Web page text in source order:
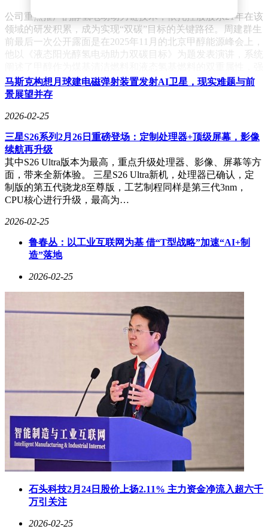
公司重点推广的醇氢电动动力链技术，依托控股股东21年在该
领域的研发积累，成为实现“双碳”目标的关键路径。周建群生
前最后一次公开露面是在2025年11月的北京甲醇能源峰会上，
他以《液态阳光醇氢电动助力双碳目标》为题发表演讲，系统
调其通过风光电制氢与煤化工二氧化碳耦合实现零碳利用的技
术逻辑。
根据公开信息，周建群最后一次参与公司事务是在2026年2月
对董事增补等后续安排，汉马科技工作人员表示尚未收到控股
股东相关通知。截至2月24日收盘，公司股价报5.93元/股，总
市值维持在95亿元水平。
马斯克构想月球建电磁弹射装置发射AI卫星，现实难题与前
景展望并存
2026-02-25
三星S26系列2月26日重磅登场：定制处理器+顶级屏幕，影像
续航再升级
其中S26 Ultra版本为最高，重点升级处理器、影像、屏幕等方
面，带来全新体验。 三星S26 Ultra新机，处理器已确认，定
制版的第五代骁龙8至尊版，工艺制程同样是第三代3nm，
CPU核心进行升级，最高为…
2026-02-25
鲁春丛：以工业互联网为基 借“T型战略”加速“AI+制
造”落地
2026-02-25
石头科技2月24日股价上扬2.11% 主力资金净流入超六千
万引关注
2026-02-25